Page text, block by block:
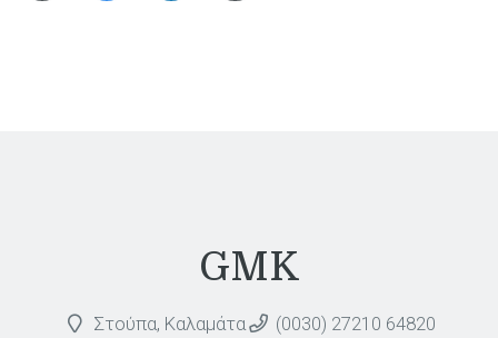
GMK
Στούπα, Καλαμάτα
(0030) 27210 64820